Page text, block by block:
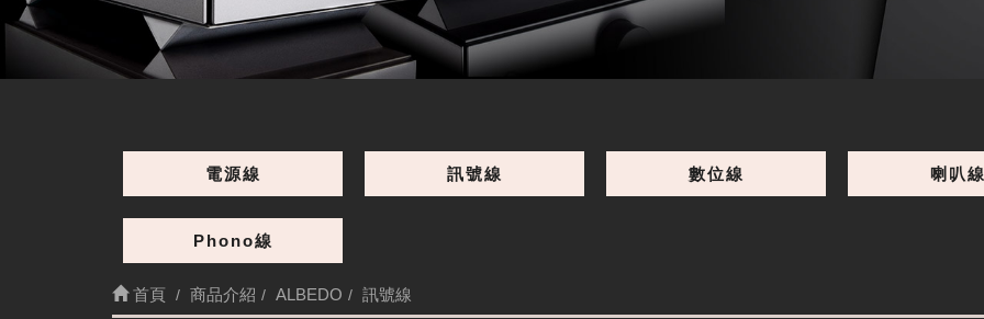
電源線 訊號線 數位線 喇叭線
Phono線
首頁 商品介紹 ALBEDO 訊號線